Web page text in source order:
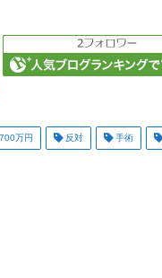
万円 反対 手術